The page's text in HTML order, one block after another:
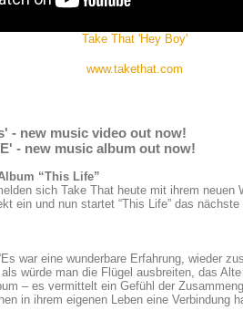
Take That 'Hey Boy'
www.takethat.com
- new music video out now!
- new music album out now!
“This Life”
sich Take That heute mit ihrem neuen
ein und nun startet “This Life” das
war eine wunderbare Erfahrung, wieder
würde man die Flügel ausbreiten, das
– es vermittelt ein Gefühl der
in ihrem eigenen Leben eine Verbindung